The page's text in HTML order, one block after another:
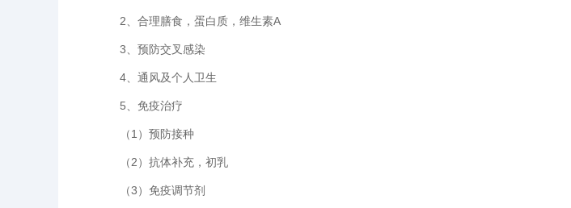
2、合理膳食，蛋白质，维生素A
3、预防交叉感染
4、通风及个人卫生
5、免疫治疗
（1）预防接种
（2）抗体补充，初乳
（3）免疫调节剂